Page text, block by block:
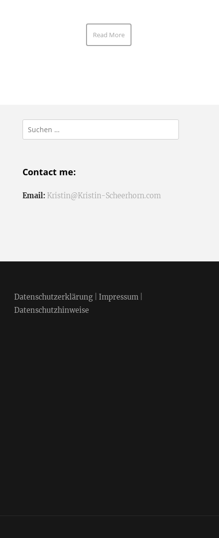
Read More
Suchen
nach:
Contact me:
Email: Kristin@Kristin-Scheerhorn.com
Datenschutzerklärung| Impressum|
Datenschutzhinweise